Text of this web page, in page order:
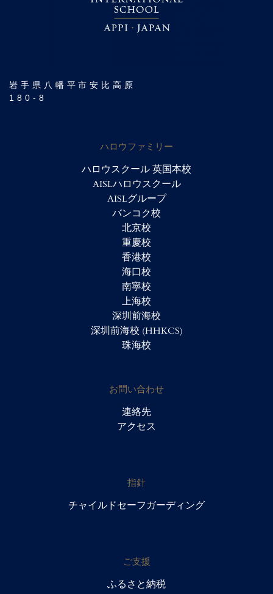
岩手県八幡平市安比高原
180-8
ハロウファミリー
ハロウスクール 英国本校
AISLハロウスクール
AISLグループ
バンコク校
北京校
重慶校
香港校
海口校
南寧校
上海校
深圳前海校
深圳前海校 (HHKCS)
珠海校
お問い合わせ
連絡先
アクセス
指針
チャイルドセーフガーディング
ご支援
ふるさと納税